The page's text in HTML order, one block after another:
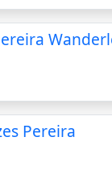
Pereira